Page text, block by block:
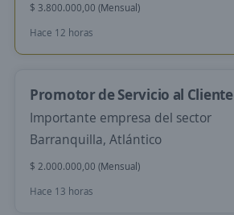
$ 3.800.000,00 (Mensual)
Hace 12 horas
Promotor de Servicio al Cliente
Importante empresa del sector
Barranquilla, Atlántico
$ 2.000.000,00 (Mensual)
Hace 13 horas